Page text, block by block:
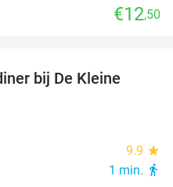
€12,50
bij De Kleine
9.9 star
1 min. directions_walk